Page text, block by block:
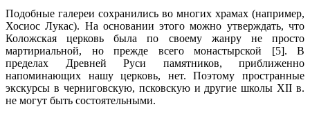
Подобные галереи сохранились во многих храмах (например,
Хосиос Лукас). На основании этого можно утверждать, что
Коложская церковь была по своему жанру не просто
мартириальной, но прежде всего монастырской [5]. В
пределах Древней Руси памятников, приближенно
напоминающих нашу церковь, нет. Поэтому пространные
экскурсы в черниговскую, псковскую и другие школы XII в.
не могут быть состоятельными.